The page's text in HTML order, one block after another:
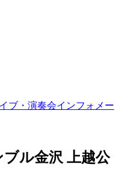
ル金沢 上越公